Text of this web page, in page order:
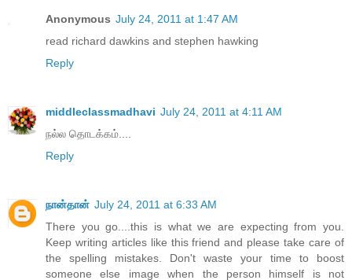
Anonymous July 24, 2011 at 1:47 AM
read richard dawkins and stephen hawking
Reply
middleclassmadhavi July 24, 2011 at 4:11 AM
நல்ல தொடக்கம்....
Reply
நான்தான் July 24, 2011 at 6:33 AM
There you go....this is what we are expecting from you.
Keep writing articles like this friend and please take care of
the spelling mistakes. Don't waste your time to boost
someone else image when the person himself is not